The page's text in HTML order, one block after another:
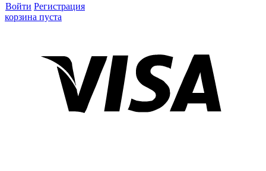
Войти Регистрация
корзина пуста